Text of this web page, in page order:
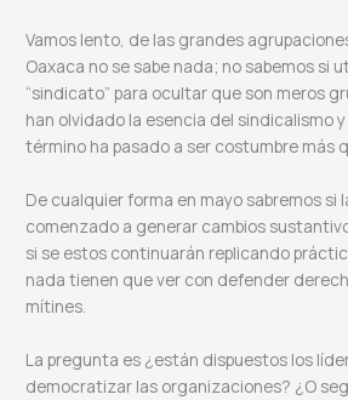
Vamos lento, de las grandes
Oaxaca no se sabe nada; no sabemos si
“sindicato” para ocultar que son meros
han olvidado la esencia del sindicalismo
término ha pasado a ser costumbre más
De cualquier forma en mayo sabremos si
comenzado a generar cambios
si se estos continuarán replicando
nada tienen que ver con defender
mítines.
La pregunta es ¿están dispuestos los
democratizar las organizaciones? ¿O